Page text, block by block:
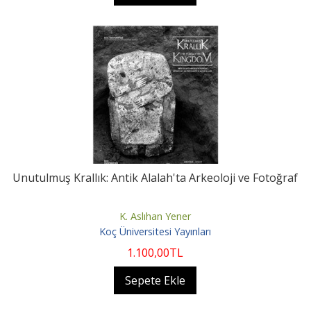
Unutulmuş Krallık: Antik Alalah'ta Arkeoloji ve Fotoğraf
K. Aslıhan Yener
Koç Üniversitesi Yayınları
1.100,00TL
Sepete Ekle